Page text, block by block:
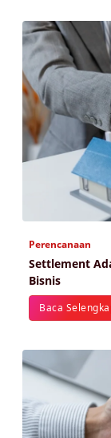
Perencanaan
Settlement
Bisnis
Baca